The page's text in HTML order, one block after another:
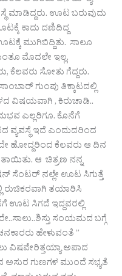
ಮಾಡಿದ್ದರು. ಊಟ ಬರುವುದು
ಕಾದು ದಣಿದಿದ್ದ
ಮುಗಿಬಿದ್ದಿತು. ಸಾಲೂ
ಮೊದಲೇ ಇಲ್ಲ.
ಕೆಲವರು ಸೋತು ಗೆದ್ದರು.
ಗುಂಪು ತಿಕ್ಕಾಟದಲ್ಲಿ
ವಿಷಯವಾಗಿ , ಕಿರುಚಾಡಿ..
ಎಲ್ಲರಿಗೂ. ಕೊನೆಗೆ
ಇದೆ ಎಂದುದರಿಂದ
ಹೋದ್ದರಿಂದ ಕೆಲವರು ಆ ದಿನ
ಆ ಚಿತ್ರಣ ನನ್ನ
ಸೆಂಟರ್ ನಲ್ಲೇ ಊಟ ಸಿಗುತ್ತೆ
ತಯಾರಿಸಿ
ಊಟ ಸಿಗದೆ ಇದ್ದವರಲ್ಲಿ
ಸಂಯಮದ ಬಗ್ಗೆ
ಹೇಳುವಂತೆ ”
ವಿಷವೇರಿತ್ತಯ್ಯಾ ಅಪಾದ
ಅಸುರ ಗುಣಗಳ ಮುಂದೆ ಸಭ್ಯತೆ